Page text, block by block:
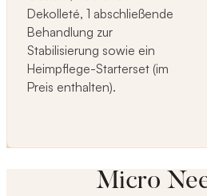
Dekolleté, 1 abschließende
Behandlung zur
Stabilisierung sowie ein
Heimpflege-Starterset (im
Preis enthalten).
Micro